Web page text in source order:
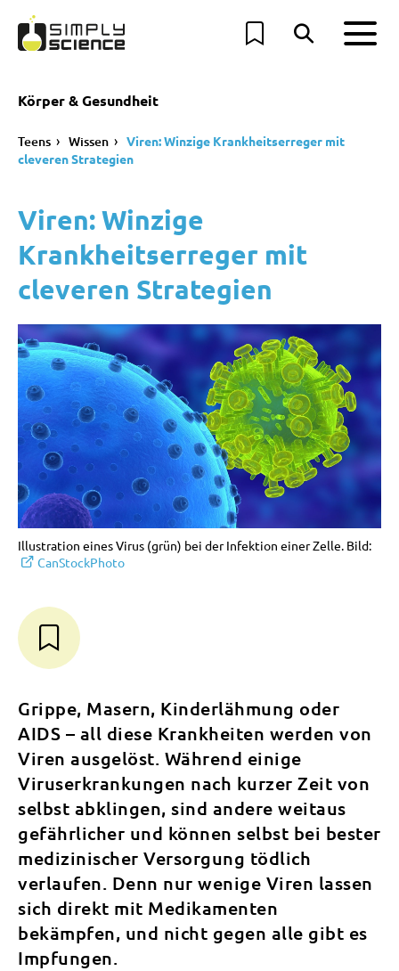
Körper & Gesundheit
Teens Wissen
Viren: Winzige Krankheitserreger mit
cleveren Strategien
Viren: Winzige
Krankheitserreger mit
cleveren Strategien
Illustration eines Virus (grün) bei der Infektion einer Zelle. Bild:
CanStockPhoto
Grippe, Masern, Kinderlähmung oder
AIDS – all diese Krankheiten werden von
Viren ausgelöst. Während einige
Viruserkrankungen nach kurzer Zeit von
selbst abklingen, sind andere weitaus
gefährlicher und können selbst bei bester
medizinischer Versorgung tödlich
verlaufen. Denn nur wenige Viren lassen
sich direkt mit Medikamenten
bekämpfen, und nicht gegen alle gibt es
Impfungen.